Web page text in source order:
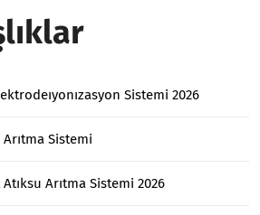
Sistemi 2026
Sistemi
Arıtma Sistemi 2026